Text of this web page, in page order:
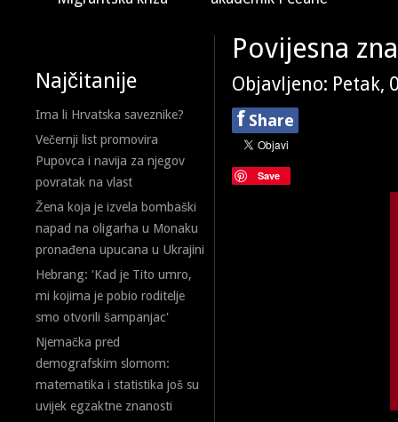
Najčitanije
Ima li Hrvatska saveznike?
Večernji list promovira
Pupovca i navija za njegov
povratak na vlast
Žena koja je izvela bombaški
napad na oligarha u Monaku
pronađena upucana u Ukrajini
Hebrang: 'Kad je Tito umro,
mi kojima je pobio roditelje
smo otvorili šampanjac'
Njemačka pred
demografskim slomom:
matematika i statistika još su
uvijek egzaktne znanosti
Povijesna
Objavljeno: Petak,
f Share
Save